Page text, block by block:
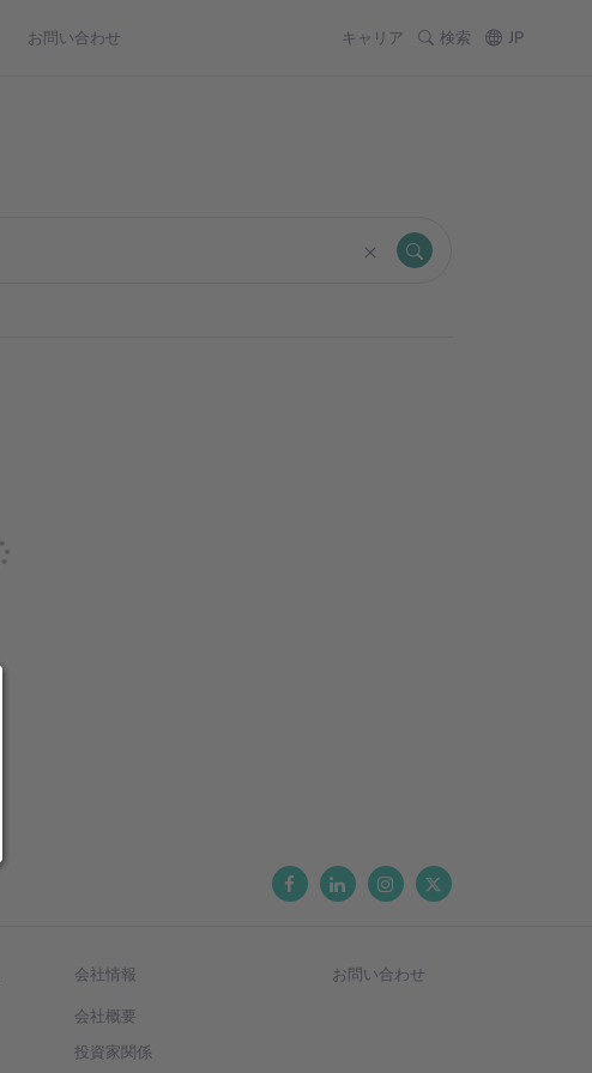
お問い合わせ キャリア 検索 JP
会社情報
会社概要
投資家関係
お問い合わせ